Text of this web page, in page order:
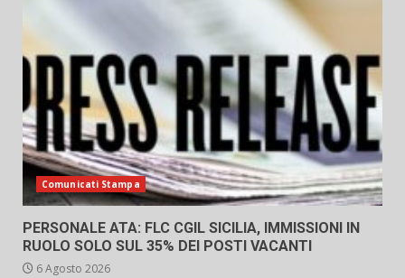
Comunicati Stampa
PERSONALE ATA: FLC CGIL SICILIA, IMMISSIONI IN
RUOLO SOLO SUL 35% DEI POSTI VACANTI
6 Agosto 2026